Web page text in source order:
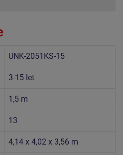
UNK-2051KS-15
3-15 let
1,5 m
13
4,14 x 4,02 x 3,56 m